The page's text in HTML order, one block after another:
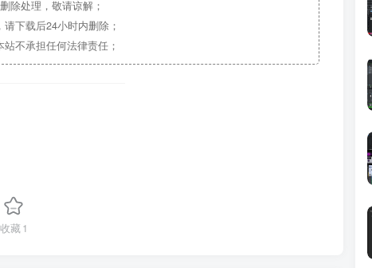
除处理，敬请谅解；
下载后24小时内删除；
不承担任何法律责任；
收藏1